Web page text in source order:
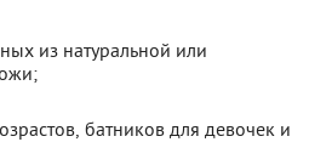
из натуральной или
батников для девочек и